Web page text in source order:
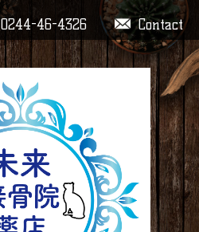
Contact
0244-46-4326